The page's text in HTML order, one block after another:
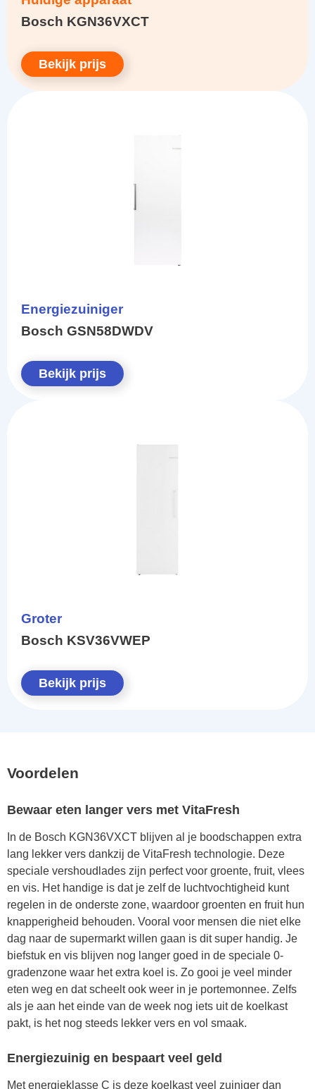
Bosch KGN36VXCT
Bekijk prijs
Energiezuiniger
Bosch GSN58DWDV
Bekijk prijs
Groter
Bosch KSV36VWEP
Bekijk prijs
Voordelen
Bewaar eten langer vers met VitaFresh
In de Bosch KGN36VXCT blijven al je boodschappen extra
lang lekker vers dankzij de VitaFresh technologie. Deze
speciale vershoudlades zijn perfect voor groente, fruit, vlees
en vis. Het handige is dat je zelf de luchtvochtigheid kunt
regelen in de onderste zone, waardoor groenten en fruit hun
knapperigheid behouden. Vooral voor mensen die niet elke
dag naar de supermarkt willen gaan is dit super handig. Je
biefstuk en vis blijven nog langer goed in de speciale 0-
gradenzone waar het extra koel is. Zo gooi je veel minder
eten weg en dat scheelt ook weer in je portemonnee. Zelfs
als je aan het einde van de week nog iets uit de koelkast
pakt, is het nog steeds lekker vers en vol smaak.
Energiezuinig en bespaart veel geld
Met energieklasse C is deze koelkast veel zuiniger dan